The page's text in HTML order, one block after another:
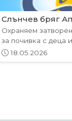
VP-01S Hepo
Вратите се
размери: 87х204см.
01.05.2026